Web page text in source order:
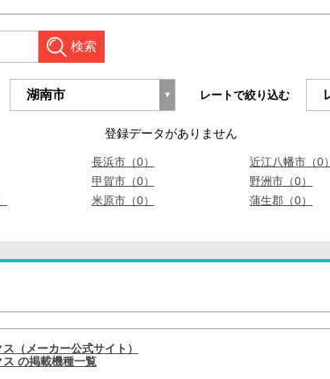
検索
レートで絞り込む
登録データがありません
長浜市（0） 近江八幡市（0）
甲賀市（0） 野洲市（0）
米原市（0） 蒲生郡（0）
（メーカー公式サイト）
ス の掲載機種一覧